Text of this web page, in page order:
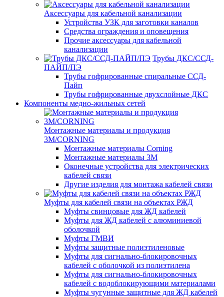
Аксессуары для кабельной канализации
Устройства УЗК для заготовки каналов
Средства ограждения и оповещения
Прочие аксессуары для кабельной
канализации
Трубы ДКС/ССД-
ПАЙП/ПЭ
Трубы гофрированные спиральные ССД-
Пайп
Трубы гофрированные двухслойные ДКС
Компоненты медно-жильных сетей
Монтажные материалы и продукция
3M/CORNING
Монтажные материалы Corning
Монтажные материалы 3M
Оконечные устройства для электрических
кабелей связи
Другие изделия для монтажа кабелей связи
Муфты для кабелей связи на объектах РЖД
Муфты свинцовые для ЖД кабелей
Муфты для ЖД кабелей с алюминиевой
оболочкой
Муфты ГМВИ
Муфты защитные полиэтиленовые
Муфты для сигнально-блокировочных
кабелей с оболочкой из полиэтилена
Муфты для сигнально-блокировочных
кабелей с водоблокирующими материалами
Муфты чугунные защитные для ЖД кабелей